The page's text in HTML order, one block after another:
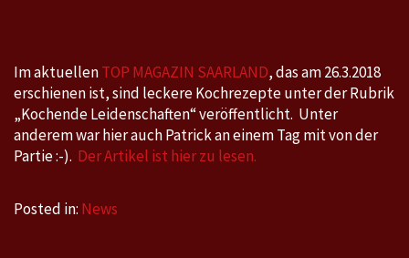
MAGAZIN
SAARLAND
Im aktuellenTOP MAGAZIN SAARLAND, das am 26.3.2018
erschienen ist, sind leckere Kochrezepte unter der Rubrik
„Kochende Leidenschaften“ veröffentlicht. Unter
anderem war hier auch Patrick an einem Tag mit von der
Partie :-). Der Artikel ist hier zu lesen.
Posted in: News